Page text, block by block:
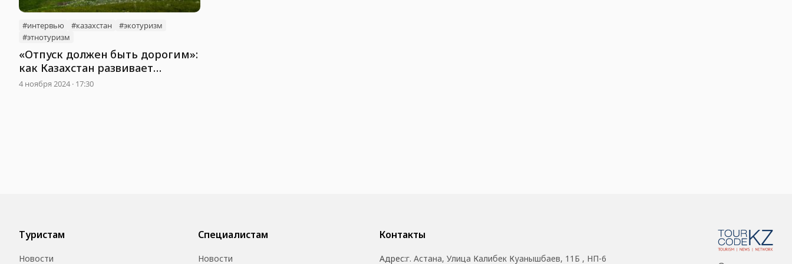
#интервью #казахстан
#экотуризм
#этнотуризм
«Отпуск должен быть дорогим»:
как Казахстан развивает
внутренний и въездной туризм
4 ноября 2024 · 17:30
Туристам
Новости
Специалистам
Новости
Контакты
Адрес:г. Астана, Улица Калибек Куанышбаев, 11Б , НП-6